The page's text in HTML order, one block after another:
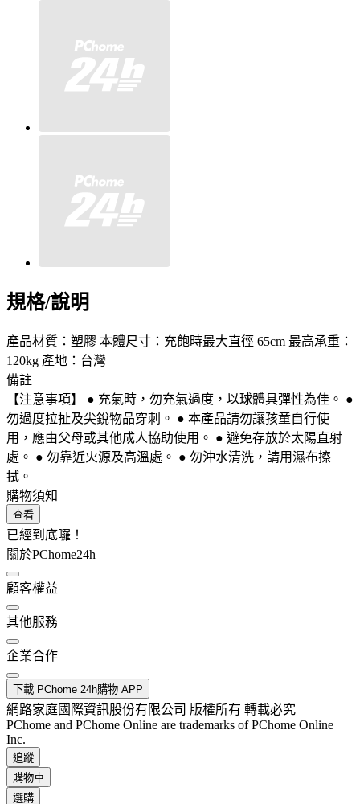
規格/說明
產品材質：塑膠 本體尺寸：充飽時最大直徑 65cm 最高承重：
120kg 產地：台灣
備註
【注意事項】 ● 充氣時，勿充氣過度，以球體具彈性為佳。 ●
勿過度拉扯及尖銳物品穿刺。 ● 本產品請勿讓孩童自行使
用，應由父母或其他成人協助使用。 ● 避免存放於太陽直射
處。 ● 勿靠近火源及高溫處。 ● 勿沖水清洗，請用濕布擦
拭。
購物須知
查看
已經到底囉！
關於PChome24h
顧客權益
其他服務
企業合作
下載 PChome 24h購物 APP
網路家庭國際資訊股份有限公司 版權所有 轉載必究
PChome and PChome Online are trademarks of PChome Online
Inc.
追蹤
購物車
選購